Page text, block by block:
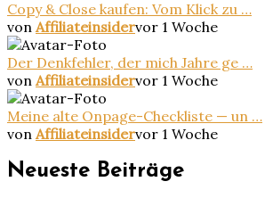
Copy & Close kaufen: Vom Klick zu …
von Affiliateinsidervor 1 Woche
Der Denkfehler, der mich Jahre ge …
von Affiliateinsidervor 1 Woche
Meine alte Onpage-Checkliste — un …
von Affiliateinsidervor 1 Woche
Neueste Beiträge